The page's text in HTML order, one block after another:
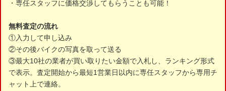
・専任スタッフに価格交渉してもらうことも可能！
無料査定の流れ
①入力して申し込み
②その後バイクの写真を取って送る
③最大10社の業者が買い取りたい金額で入札し、ランキング形式
で表示。査定開始から最短1営業日以内に専任スタッフから専用チ
ャット上で連絡。